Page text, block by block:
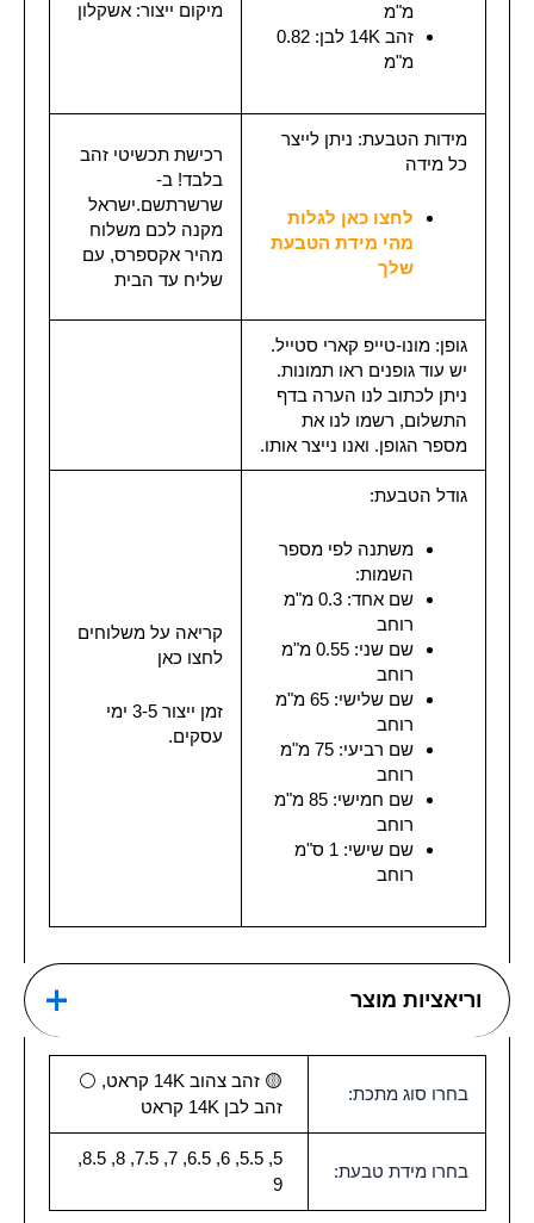
מ"מ
זהב 14K לבן: 0.82
מ"מ
מיקום ייצור: אשקלון
מידות הטבעת: ניתן לייצר
כל מידה
לחצו כאן לגלות
מהי מידת הטבעת
שלך
רכישת תכשיטי זהב
בלבד! ב-
שרשרתשם.ישראל
מקנה לכם משלוח
מהיר אקספרס, עם
שליח עד הבית
גופן: מונו-טייפ קארי סטייל.
יש עוד גופנים ראו תמונות.
ניתן לכתוב לנו הערה בדף
התשלום, רשמו לנו את
מספר הגופן. ואנו נייצר אותו.
גודל הטבעת:
משתנה לפי מספר
השמות:
שם אחד: 0.3 מ"מ
רוחב
שם שני: 0.55 מ"מ
רוחב
שם שלישי: 65 מ"מ
רוחב
שם רביעי: 75 מ"מ
רוחב
שם חמישי: 85 מ"מ
רוחב
שם שישי: 1 ס"מ
רוחב
קריאה על משלוחים
לחצו כאן
זמן ייצור 3-5 ימי
עסקים.
וריאציות מוצר
בחרו סוג מתכת:
🟡 זהב צהוב 14K קראט, ⚪
זהב לבן 14K קראט
בחרו מידת טבעת:
5, 5.5, 6, 6.5, 7, 7.5, 8, 8.5,
9